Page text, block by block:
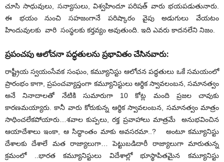
చూసి సాధువులు, సన్యాసులు, విశ్వహిందూ పరిషత్ వారు భయపడుతునారు.
ఈ భయం నుంచి సహజంగానే పరిష్కారం వైపు అడుగులు వేయటం
హిందువులకు వారి సంస్థలకు కర్తవ్యం అవుతుంది. ఇది ఎవరు కాదనలేని నిజం.
ప్రపంచపు ఆలోచనా పద్ధతులను ప్రభావితం చేసినవారు:
రాష్ట్రీయ స్వయంసేవక సంఘం, కమ్యూనిస్టు ఆలోచన పద్ధతులు ఒకే సమయంలో
ప్రారంభం కాగా, ప్రపంచవ్యాప్తంగా కమ్యూనిస్టులు ఆర్థిక స్వావలంబన, సమానత్వం
అనే నినాదాలతో నేటికి సుమారుగా 10 కోట్ల మంది ప్రజల చావుకు
కారణమయ్యారు. కానీ వారు కోరుకున్న ఆర్థిక స్వావలంబన, సమానత్వం మాత్రం
సాధించలేకపోయారు…శవాల కుప్పలు, రక్త ప్రవాహాలు మాత్రమే అనుభవించిన
ఆయాదేశాలు ఇంకా, ఆ సిద్ధాంతం మాకు అవసరమా..? అంటూ కమ్యూనిస్టు
దేశాలకు దేశాలే మత రాజ్యాలుగా… పెట్టుబడిదారీ రాజ్యాలుగా మారుతున్న
క్రమంలో ..భారత కమ్యూనిస్టులు విదేశాల్లో భూస్థాపితమైన కమ్యూనిస్టు